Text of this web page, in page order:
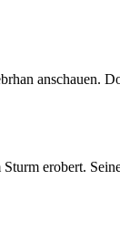
anschauen.
erobert.